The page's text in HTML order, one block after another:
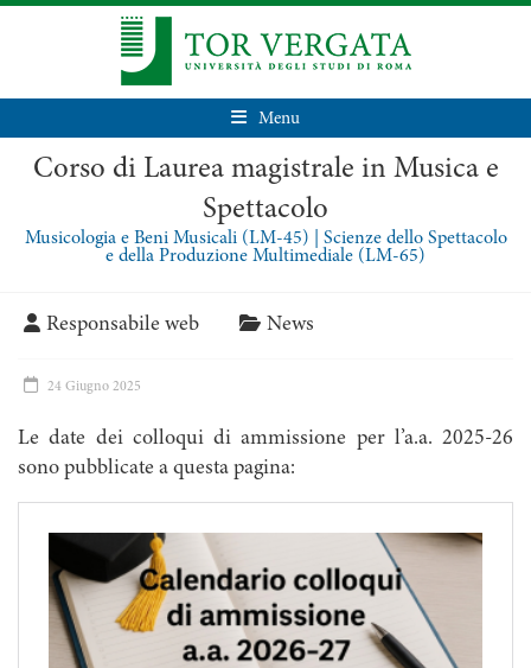
Menu
Corso di Laurea magistrale in Musica e
Spettacolo
Musicologia e Beni Musicali (LM-45) | Scienze dello Spettacolo
e della Produzione Multimediale (LM-65)
Responsabile web News
24 Giugno 2025
Le date dei colloqui di ammissione per l’a.a. 2025-26
sono pubblicate a questa pagina: